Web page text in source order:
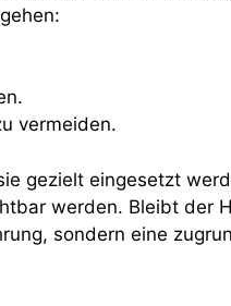
vermeiden.
gezielt eingesetzt
werden. Bleibt der
sondern eine